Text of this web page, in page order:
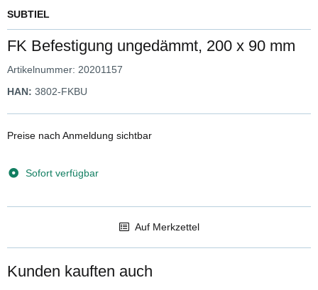
SUBTIEL
FK Befestigung ungedämmt, 200 x 90 mm
Artikelnummer: 20201157
HAN: 3802-FKBU
Preise nach Anmeldung sichtbar
Sofort verfügbar
Auf Merkzettel
Kunden kauften auch